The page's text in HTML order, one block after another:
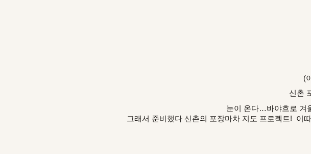
(
신촌
눈이 온다…바야흐로 겨
그래서 준비했다 신촌의 포장마차 지도 프로젝트! 이